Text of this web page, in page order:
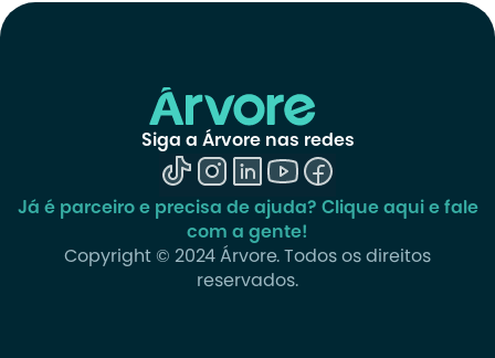
Siga a Árvore nas redes
Já é parceiro e precisa de ajuda? Clique aqui e fale
com a gente!
Copyright © 2024 Árvore. Todos os direitos
reservados.